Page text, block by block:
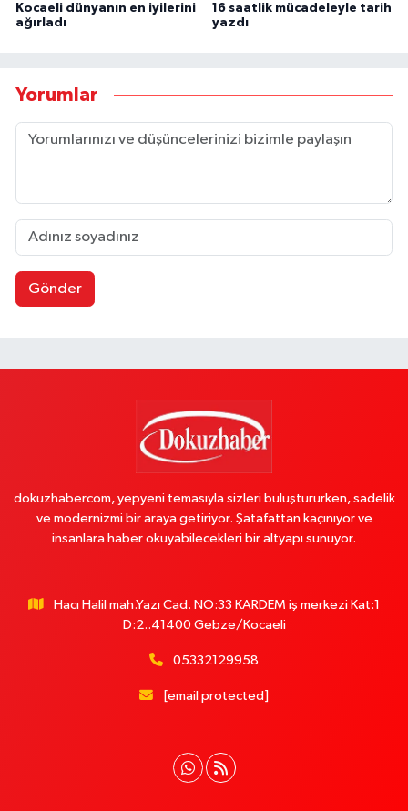
Kocaeli dünyanın en iyilerini
ağırladı
16 saatlik mücadeleyle tarih
yazdı
Yorumlar
Gönder
dokuzhabercom, yepyeni temasıyla sizleri buluştururken, sadelik
ve modernizmi bir araya getiriyor. Şatafattan kaçınıyor ve
insanlara haber okuyabilecekleri bir altyapı sunuyor.
Hacı Halil mah.Yazı Cad. NO:33 KARDEM iş merkezi Kat:1
D:2..41400 Gebze/Kocaeli
05332129958
[email protected]